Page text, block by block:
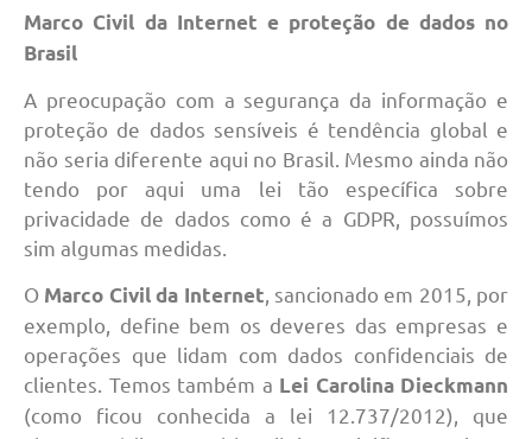
Marco Civil da Internet e proteção de dados no
Brasil
A preocupação com a segurança da informação e
proteção de dados sensíveis é tendência global e
não seria diferente aqui no Brasil. Mesmo ainda não
tendo por aqui uma lei tão específica sobre
privacidade de dados como é a GDPR, possuímos
sim algumas medidas.
O Marco Civil da Internet, sancionado em 2015, por
exemplo, define bem os deveres das empresas e
operações que lidam com dados confidenciais de
clientes. Temos também a Lei Carolina Dieckmann
(como ficou conhecida a lei 12.737/2012), que